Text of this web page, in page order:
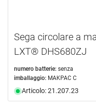
Sega circolare a
LXT® DHS680ZJ
numero batterie: senza
imballaggio: MAKPAC C
Articolo: 21.207.23